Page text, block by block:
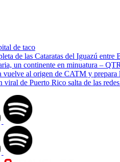
de taco
de las Cataratas del Iguazú
un continente en minuatura –
vuelve al origen de CATM y
viral de Puerto Rico salta de las